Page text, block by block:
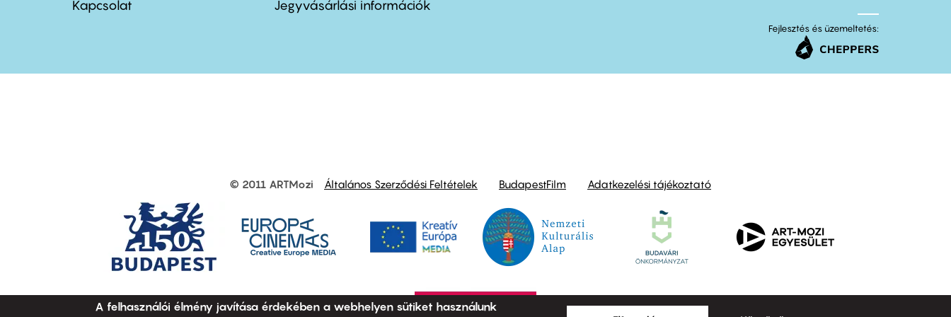
menu
Kapcsolat
menu
Jegyvásárlási információk
Fejlesztés és üzemeltetés:
other
© 2011 ARTMozi Általános Szerződési Feltételek BudapestFilm Adatkezelési tájékoztató
A felhasználói élmény javítása érdekében a webhelyen sütiket használunk